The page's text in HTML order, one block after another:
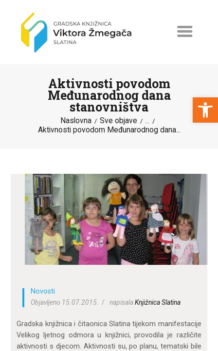
Open toolbar
Aktivnosti povodom
Međunarodnog dana
stanovništva
Naslovna Sve objave ...
Aktivnosti povodom Međunarodnog dana...
NASLOVNA
PROGRAMI I PROJEKTI
KATALOG
O KNJIŽNICI
ZA KORISNIKE
ODJELI
DOKUMENTI
Novosti
Objavljeno 15.07.2015.
napisalaKnjižnica Slatina
Gradska knjižnica i čitaonica Slatina tijekom manifestacije
Velikog ljetnog odmora u knjižnici, provodila je različite
aktivnosti s djecom. Aktivnosti su, po planu, tematski bile